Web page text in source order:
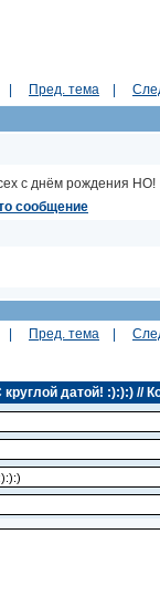
Пред. тема
с днём рождения НО!
сообщение
Пред. тема
датой! :):):) //